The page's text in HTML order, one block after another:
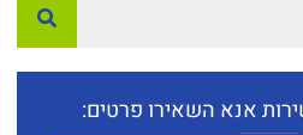
אנא השאירו פרטים: